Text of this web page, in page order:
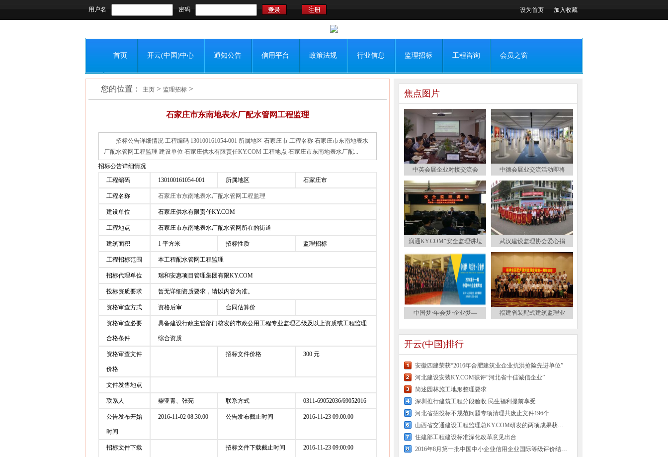
用户名 密码 设为首页 加入收藏
首页 开云(中国)中心 通知公告 信用平台 政策法规 行业信息 监理招标 工程咨询 会员之窗
联系我们
您的位置： 主页 > 监理招标 >
石家庄市东南地表水厂配水管网工程监理
招标公告详细情况 工程编码 130100161054-001 所属地区 石家庄市 工程名称 石家庄市东南地表水
厂配水管网工程监理 建设单位 石家庄供水有限责任KY.COM 工程地点 石家庄市东南地表水厂配...
招标公告详细情况
工程编码
130100161054-001 所属地区 石家庄市
工程名称 石家庄市东南地表水厂配水管网工程监理
建设单位 石家庄供水有限责任KY.COM
工程地点 石家庄市东南地表水厂配水管网所在的街道
建筑面积 1 平方米 招标性质 监理招标
工程招标范围 本工程配水管网工程监理
招标代理单位 瑞和安惠项目管理集团有限KY.COM
投标资质要求 暂无详细资质要求，请以内容为准。
资格审查方式 资格后审 合同估算价
资格审查必要
合格条件
具备建设行政主管部门核发的市政公用工程专业监理乙级及以上资质或工程监理
综合资质
资格审查文件
价格
招标文件价格 300 元
文件发售地点
联系人 柴亚青、张亮 联系方式 0311-69052036/69052016
公告发布开始
时间
2016-11-02 08:30:00 公告发布截止时间 2016-11-23 09:00:00
招标文件下载 招标文件下载截止时间 2016-11-23 09:00:00
焦点图片
中英会展企业对接交流会 中德会展业交流活动即将
润通KY.COM“安全监理讲坛 武汉建设监理协会爱心捐
中国梦·年会梦·企业梦— 福建省装配式建筑监理业
开云(中国)排行
安徽四建荣获“2016年合肥建筑业企业抗洪抢险先进单位”
河北建设安装KY.COM获评“河北省十佳诚信企业”
简述园林施工地形整理要求
深圳推行建筑工程分段验收 民生福利提前享受
河北省招投标不规范问题专项清理共废止文件196个
山西省交通建设工程监理总KY.COM研发的两项成果获得国家
住建部工程建设标准深化改革意见出台
2016年8月第一批中国中小企业信用企业国际等级评价结果公